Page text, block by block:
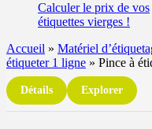
Calculerle prix de vos
étiquettes vierges !
Accueil » Matériel
étiqueter 1 ligne » Pince à
Détails Explorer